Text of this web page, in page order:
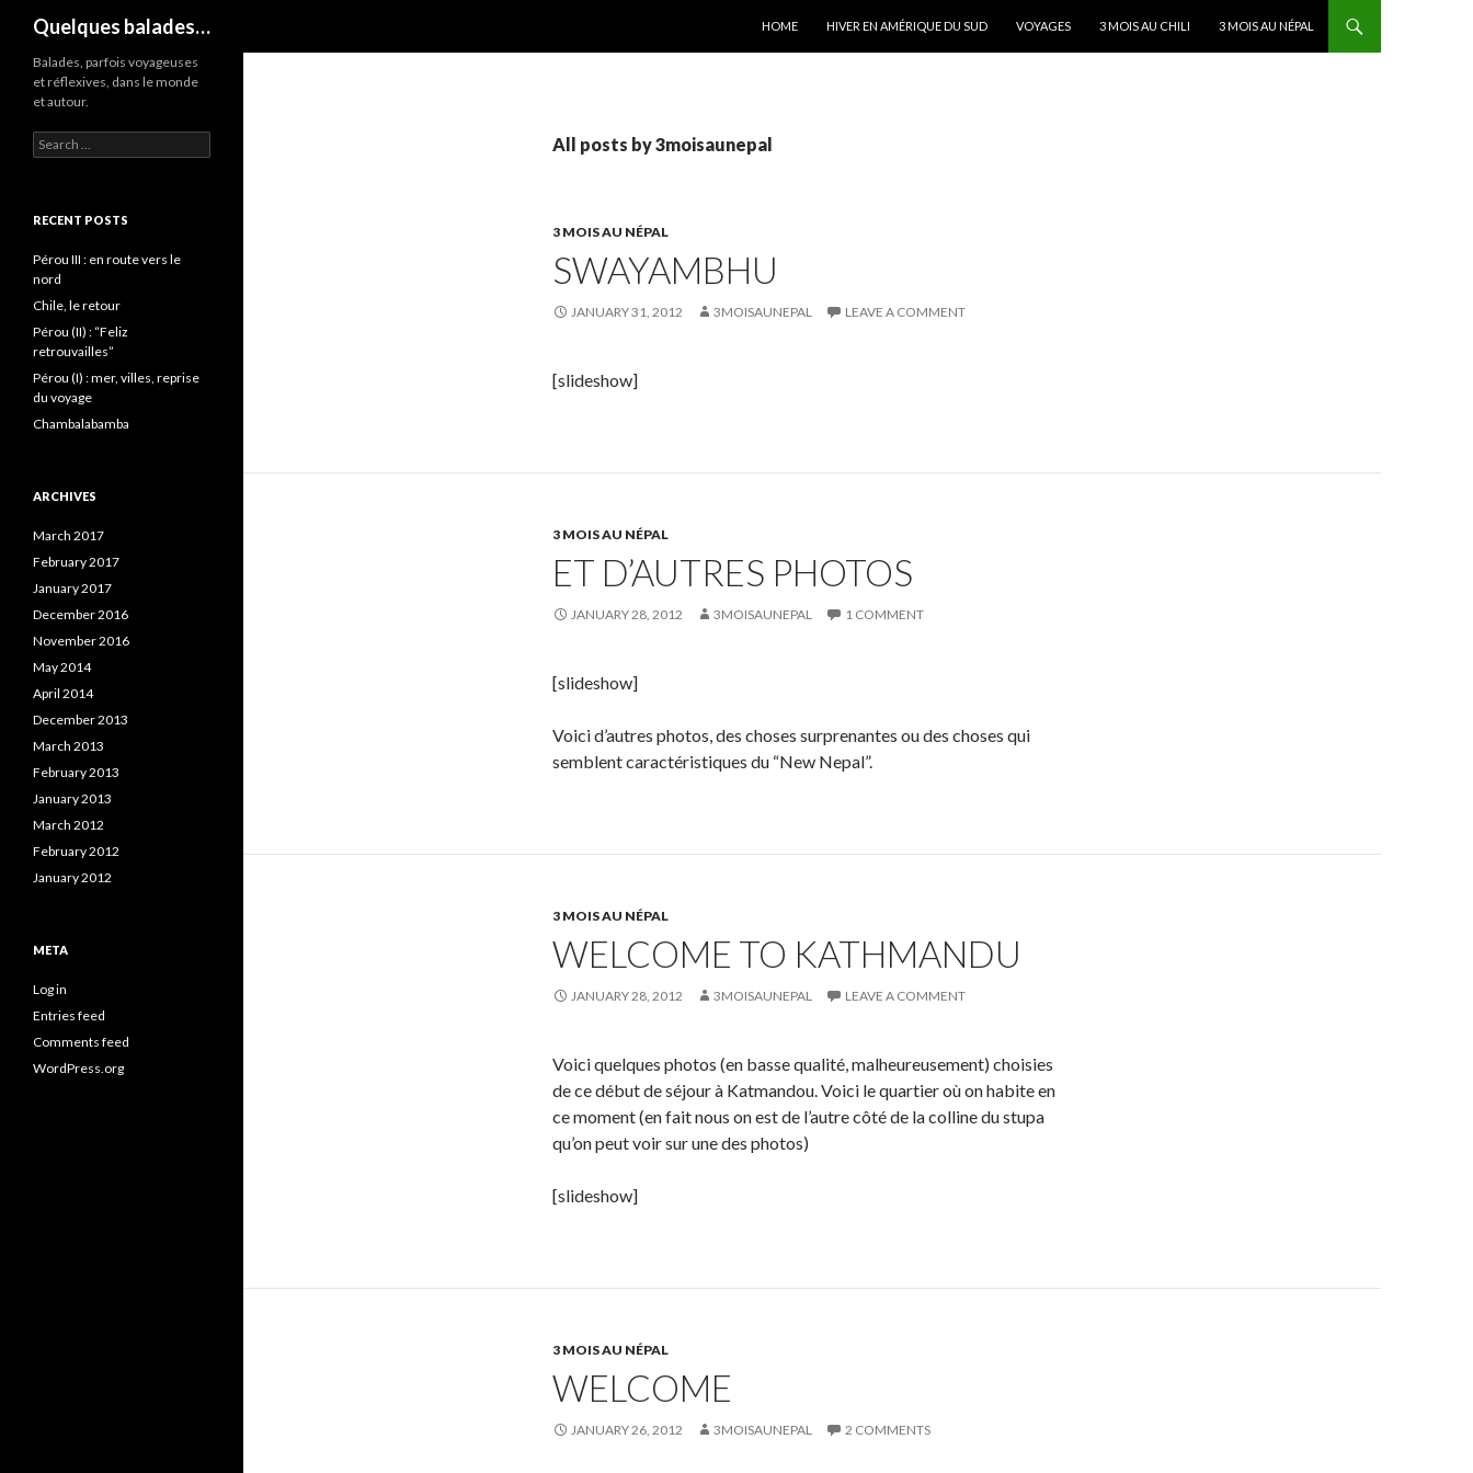
Quelques balades…
HOME
HIVER EN AMÉRIQUE DU SUD VOYAGES 3 MOIS AU CHILI 3 MOIS AU NÉPAL
All posts by 3moisaunepal
3 MOIS AU NÉPAL
SWAYAMBHU
JANUARY 31, 2012 3MOISAUNEPAL LEAVE A COMMENT
[slideshow]
3 MOIS AU NÉPAL
ET D’AUTRES PHOTOS
JANUARY 28, 2012 3MOISAUNEPAL 1 COMMENT
[slideshow]
Voici d’autres photos, des choses surprenantes ou des choses qui
semblent caractéristiques du “New Nepal”.
3 MOIS AU NÉPAL
WELCOME TO KATHMANDU
JANUARY 28, 2012 3MOISAUNEPAL LEAVE A COMMENT
Voici quelques photos (en basse qualité, malheureusement) choisies
de ce début de séjour à Katmandou. Voici le quartier où on habite en
ce moment (en fait nous on est de l’autre côté de la colline du stupa
qu’on peut voir sur une des photos)
[slideshow]
3 MOIS AU NÉPAL
WELCOME
JANUARY 26, 2012 3MOISAUNEPAL 2 COMMENTS
Balades, parfois voyageuses
et réflexives, dans le monde
et autour.
Search
for:
RECENT POSTS
Pérou III : en route vers le
nord
Chile, le retour
Pérou (II) : “Feliz
retrouvailles”
Pérou (I) : mer, villes, reprise
du voyage
Chambalabamba
ARCHIVES
March 2017
February 2017
January 2017
December 2016
November 2016
May 2014
April 2014
December 2013
March 2013
February 2013
January 2013
March 2012
February 2012
January 2012
META
Log in
Entries feed
Comments feed
WordPress.org